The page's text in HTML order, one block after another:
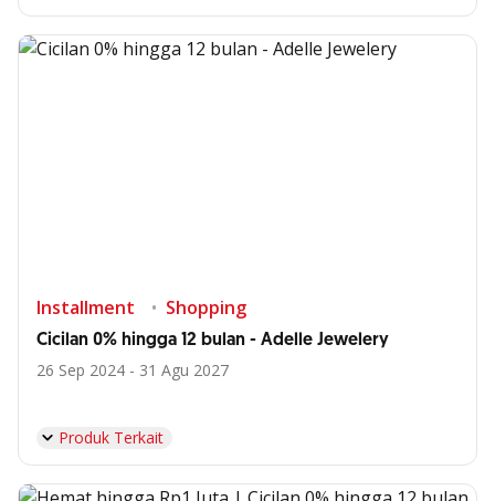
Installment Shopping
Cicilan 0% hingga 12 bulan - Adelle Jewelery
26 Sep 2024 - 31 Agu 2027
Produk Terkait